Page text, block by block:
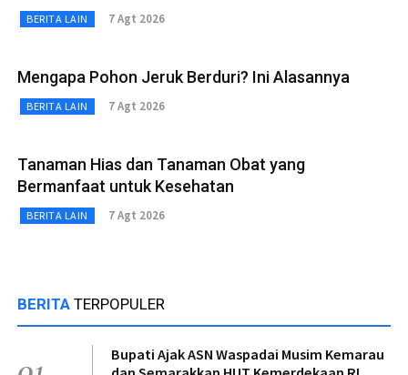
BERITA LAIN 7 Agt 2026
Mengapa Pohon Jeruk Berduri? Ini Alasannya
BERITA LAIN 7 Agt 2026
Tanaman Hias dan Tanaman Obat yang
Bermanfaat untuk Kesehatan
BERITA LAIN 7 Agt 2026
BERITA TERPOPULER
Bupati Ajak ASN Waspadai Musim Kemarau